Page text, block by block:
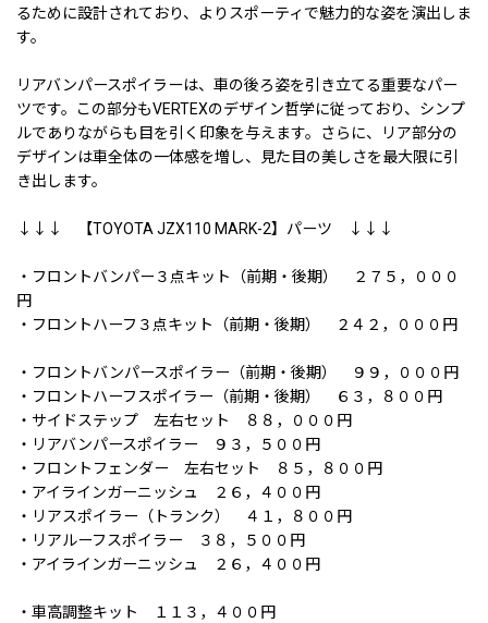
るために設計されており、よりスポーティで魅力的な姿を演出しま
す。
リアバンパースポイラーは、車の後ろ姿を引き立てる重要なパー
ツです。この部分もVERTEXのデザイン哲学に従っており、シンプ
ルでありながらも目を引く印象を与えます。さらに、リア部分の
デザインは車全体の一体感を増し、見た目の美しさを最大限に引
き出します。
↓↓↓ 【TOYOTA JZX110 MARK-2】パーツ ↓↓↓
・フロントバンパー３点キット（前期・後期） ２７５，０００
円
・フロントハーフ３点キット（前期・後期） ２４２，０００円
・フロントバンパースポイラー（前期・後期） ９９，０００円
・フロントハーフスポイラー（前期・後期） ６３，８００円
・サイドステップ 左右セット ８８，０００円
・リアバンパースポイラー ９３，５００円
・フロントフェンダー 左右セット ８５，８００円
・アイラインガーニッシュ ２６，４００円
・リアスポイラー（トランク） ４１，８００円
・リアルーフスポイラー ３８，５００円
・アイラインガーニッシュ ２６，４００円
・車高調整キット １１３，４００円